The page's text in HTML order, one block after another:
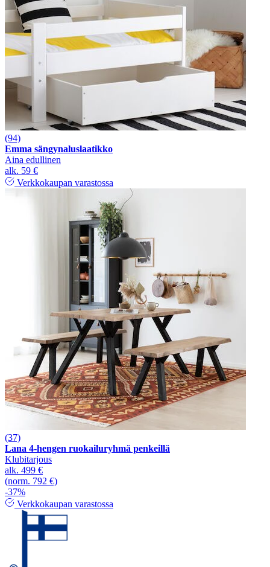
(94)
Emma sängynaluslaatikko
Aina edullinen
alk. 59 €
Verkkokaupan varastossa
(37)
Lana 4-hengen ruokailuryhmä penkeillä
Klubitarjous
alk. 499 €
(norm. 792 €)
-37%
Verkkokaupan varastossa